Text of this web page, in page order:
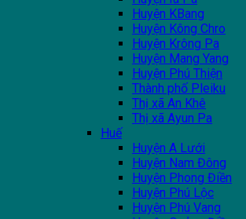
Huyện KBang
Huyện Kông Chro
Huyện Krông Pa
Huyện Mang Yang
Huyện Phú Thiện
Thành phố Pleiku
Thị xã An Khê
Thị xã Ayun Pa
Huế
Huyện A Lưới
Huyện Nam Đông
Huyện Phong Điền
Huyện Phú Lộc
Huyện Phú Vang